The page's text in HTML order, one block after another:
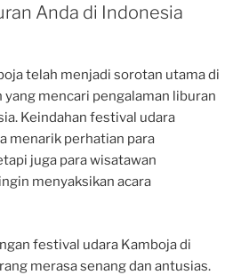
Anda di Indonesia
telah menjadi sorotan utama di
yang mencari pengalaman liburan
Keindahan festival udara
menarik perhatian para
juga para wisatawan
menyaksikan acara
festival udara Kamboja di
merasa senang dan antusias.